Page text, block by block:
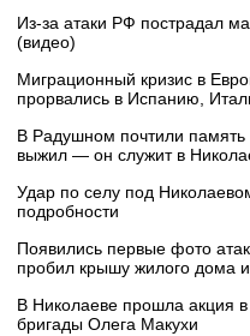
Из-за атаки РФ пострадал
(видео)
Миграционный кризис в
прорвались в Испанию,
В Радушном почтили
выжил — он служит в
Удар по селу под
подробности
Появились первые фото
пробил крышу жилого дома
В Николаеве прошла акция
бригады Олега Макухи